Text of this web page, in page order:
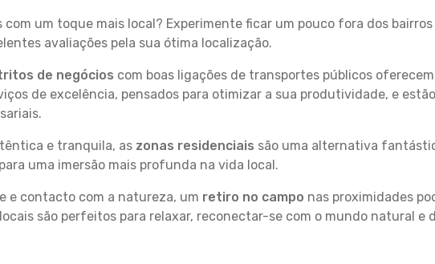
um toque mais local? Experimente ficar um pouco fora dos
avaliações pela sua ótima localização.
de negócios com boas ligações de transportes públicos
de excelência, pensados para otimizar a sua produtividade, e
e tranquila, as zonas residenciais são uma alternativa
uma imersão mais profunda na vida local.
e contacto com a natureza, um retiro no campo nas proximidades
são perfeitos para relaxar, reconectar-se com o mundo natural e